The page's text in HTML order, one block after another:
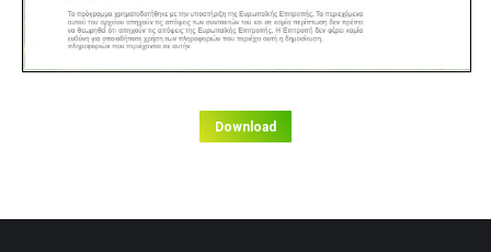
Download